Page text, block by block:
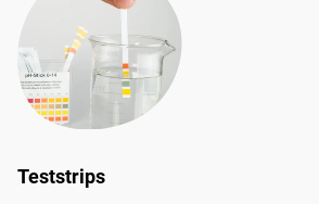
Teststrips